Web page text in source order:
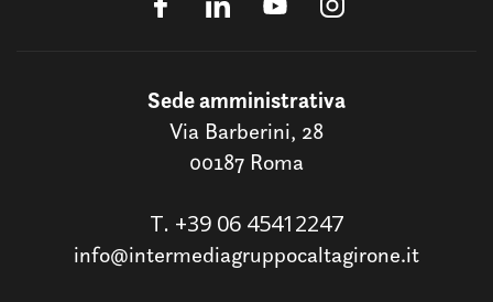
Sede amministrativa
Via Barberini, 28
00187 Roma
T. +39 06 45412247
info@intermediagruppocaltagirone.it